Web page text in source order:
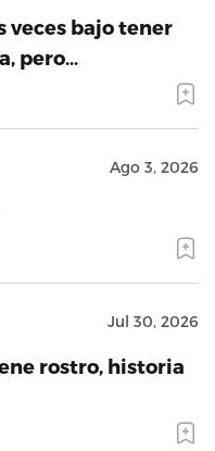
veces bajo tener
pero…
Ago 3, 2026
Jul 30, 2026
rostro, historia